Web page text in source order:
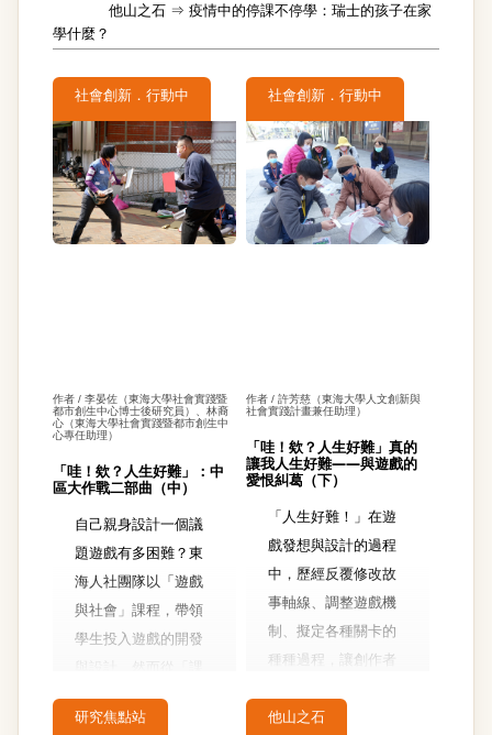
他山之石 ⇒ 疫情中的停課不停學：瑞士的孩子在家
學什麼？
社會創新．行動中
作者 / 李晏佐（東海大學社會實踐暨
都市創生中心博士後研究員）、林裔
心（東海大學社會實踐暨都市創生中
心專任助理）
「哇！欸？人生好難」：中
區大作戰二部曲（中）
自己親身設計一個議
題遊戲有多困難？東
海人社團隊以「遊戲
與社會」課程，帶領
學生投入遊戲的開發
程參與者」的身分轉
變為社會實踐的「行
社會創新．行動中
作者 / 許芳慈（東海大學人文創新與
社會實踐計畫兼任助理）
「哇！欸？人生好難」真的
讓我人生好難——與遊戲的
愛恨糾葛（下）
「人生好難！」在遊
戲發想與設計的過程
中，歷經反覆修改故
事軸線、調整遊戲機
制、擬定各種關卡的
種種過程，讓創作者
吶喊。芳慈分享身為
研究焦點站 他山之石